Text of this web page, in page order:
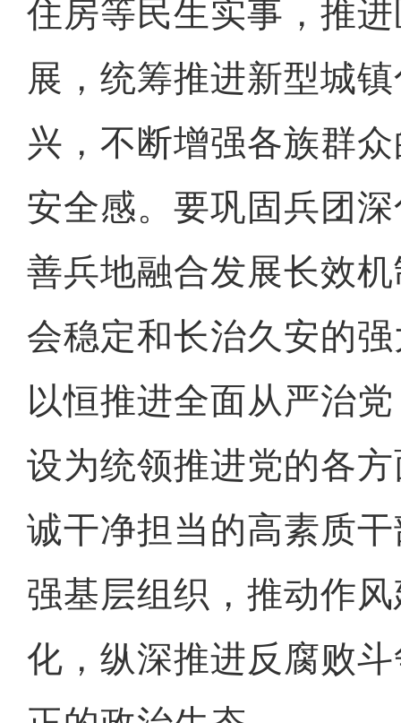
住房等民生实事，推
展，统筹推进新型城
兴，不断增强各族群
安全感。要巩固兵团
善兵地融合发展长效
会稳定和长治久安的
以恒推进全面从严治
设为统领推进党的各
诚干净担当的高素质
强基层组织，推动作
化，纵深推进反腐败